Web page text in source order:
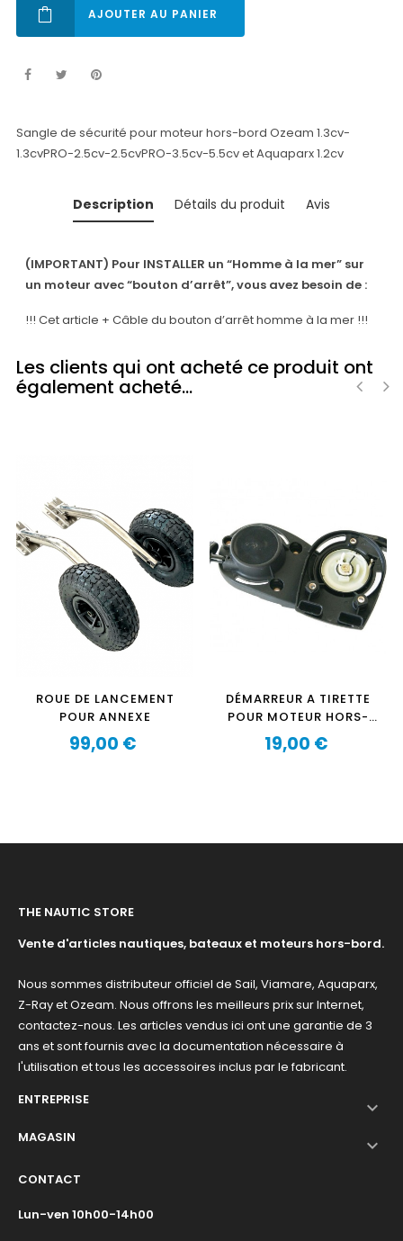
AJOUTER AU PANIER
Sangle de sécurité pour moteur hors-bord Ozeam 1.3cv-
1.3cvPRO-2.5cv-2.5cvPRO-3.5cv-5.5cv et Aquaparx 1.2cv
Description Détails du produit Avis
(IMPORTANT) Pour INSTALLER un “Homme à la mer” sur
un moteur avec “bouton d’arrêt”, vous avez besoin de :
!!! Cet article + Câble du bouton d’arrêt homme à la mer !!!
Les clients qui ont acheté ce produit ont
également acheté...
ROUE DE LANCEMENT
POUR ANNEXE
Prix
99,00 €
DÉMARREUR A TIRETTE
POUR MOTEUR HORS-
BORD OZEAM 1.3CV-
1.3CVPRO ET AQUAPARX
Prix
19,00 €
THE NAUTIC STORE
Vente d'articles nautiques, bateaux et moteurs hors-bord.
Nous sommes distributeur officiel de Sail, Viamare, Aquaparx,
Z-Ray et Ozeam. Nous offrons les meilleurs prix sur Internet,
contactez-nous. Les articles vendus ici ont une garantie de 3
ans et sont fournis avec la documentation nécessaire à
l'utilisation et tous les accessoires inclus par le fabricant.
ENTREPRISE

MAGASIN 
CONTACT
Lun-ven 10h00-14h00